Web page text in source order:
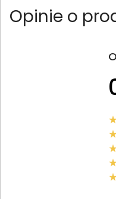
Opinie o